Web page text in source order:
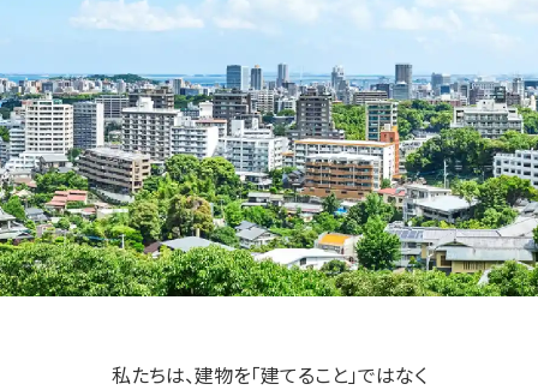
私たちは、建物を「建てること」ではなく